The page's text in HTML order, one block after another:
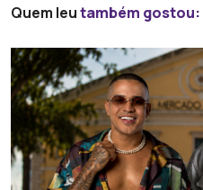
Quem leutambém gostou: